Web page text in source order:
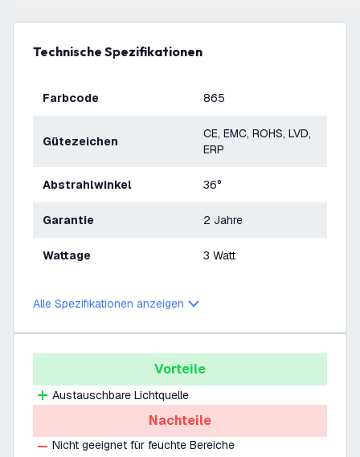
Technische Spezifikationen
Farbcode 865
Gütezeichen
CE, EMC, ROHS, LVD,
ERP
Abstrahlwinkel 36°
Garantie 2 Jahre
Wattage 3 Watt
Alle Spezifikationen anzeigen
Vorteile
Austauschbare Lichtquelle
Nachteile
Nicht geeignet für feuchte Bereiche